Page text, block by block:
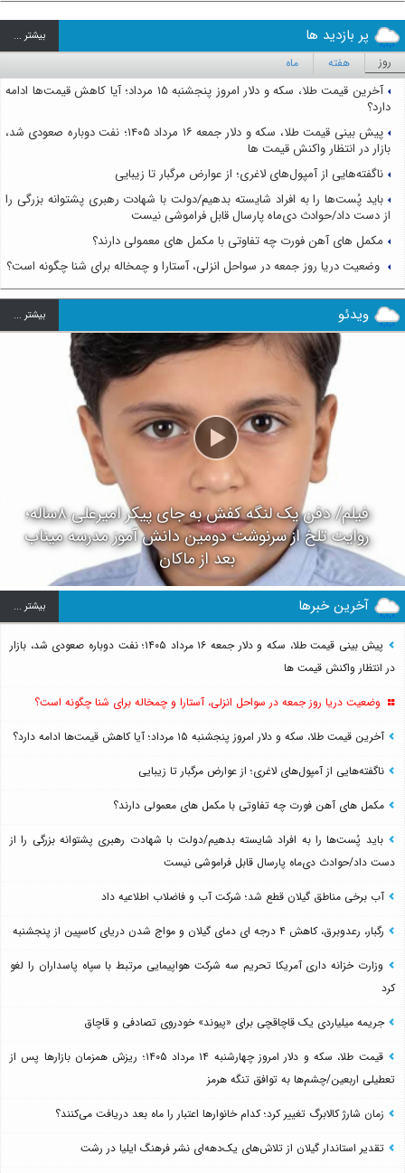
پر بازدید ها بيشتر ...
روز هفته ماه
آخرین قیمت طلا، سکه و دلار امروز پنجشنبه ۱۵ مرداد؛ آیا کاهش قیمت‌ها ادامه
دارد؟
پیش بینی قیمت طلا، سکه و دلار جمعه ۱۶ مرداد ۱۴۰۵؛ نفت دوباره صعودی شد،
بازار در انتظار واکنش قیمت ها
ناگفته‌هایی از آمپول‌های لاغری؛ از عوارض مرگبار تا زیبایی
باید پُست‌ها را به افراد شایسته بدهیم/دولت با شهادت رهبری پشتوانه بزرگی را
از دست داد/حوادث دی‌ماه پارسال قابل فراموشی نیست
مکمل های آهن فورت چه تفاوتی با مکمل های معمولی دارند؟
وضعیت دریا روز جمعه در سواحل انزلی، آستارا و چمخاله برای شنا چگونه است؟
ویدئو بيشتر ...
فیلم/ دفن یک لنگه کفش به جای پیکر امیرعلی ۸ساله؛
روایت تلخ از سرنوشت دومین دانش آموز مدرسه میناب
بعد از ماکان
آخرین خبرها بيشتر ...
پیش بینی قیمت طلا، سکه و دلار جمعه ۱۶ مرداد ۱۴۰۵؛ نفت دوباره صعودی شد، بازار
در انتظار واکنش قیمت ها
وضعیت دریا روز جمعه در سواحل انزلی، آستارا و چمخاله برای شنا چگونه است؟
آخرین قیمت طلا، سکه و دلار امروز پنجشنبه ۱۵ مرداد؛ آیا کاهش قیمت‌ها ادامه دارد؟
ناگفته‌هایی از آمپول‌های لاغری؛ از عوارض مرگبار تا زیبایی
مکمل های آهن فورت چه تفاوتی با مکمل های معمولی دارند؟
باید پُست‌ها را به افراد شایسته بدهیم/دولت با شهادت رهبری پشتوانه بزرگی را از
دست داد/حوادث دی‌ماه پارسال قابل فراموشی نیست
آب برخی مناطق گیلان قطع شد؛ شرکت آب و فاضلاب اطلاعیه داد
رگبار، رعدوبرق، کاهش ۴ درجه ای دمای گیلان و مواج شدن دریای کاسپین از پنجشنبه
وزارت خزانه داری آمریکا تحریم سه شرکت هواپیمایی مرتبط با سپاه پاسداران را لغو
کرد
جریمه میلیاردی یک قاچاقچی برای «پیوند» خودروی تصادفی و قاچاق
قیمت طلا، سکه و دلار امروز چهارشنبه ۱۴ مرداد ۱۴۰۵؛ ریزش همزمان بازارها پس از
تعطیلی اربعین/چشم‌ها به توافق تنگه هرمز
زمان شارژ کالابرگ تغییر کرد؛ کدام خانوارها اعتبار را ماه بعد دریافت می‌کنند؟
تقدیر استاندار گیلان از تلاش‌های یک‌دهه‌ای نشر فرهنگ ایلیا در رشت